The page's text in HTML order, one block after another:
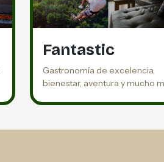
Fantastic
Gastronomía de excelencia,
bienestar, aventura y mucho